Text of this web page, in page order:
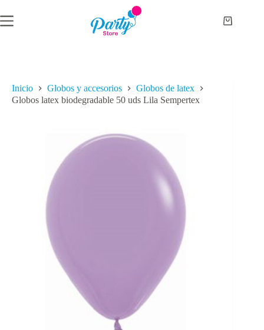
al
contenido
Carro
Inicio Globos y accesorios
Globos de latex
Globos latex biodegradable 50 uds Lila Sempertex